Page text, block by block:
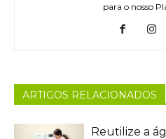
para o nosso
ARTIGOS RELACIONADOS
Reutilize a